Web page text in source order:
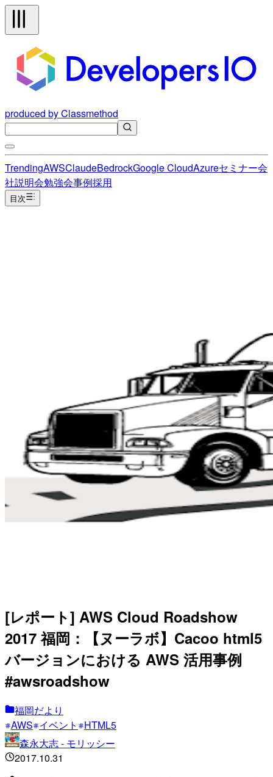
produced by Classmethod
TrendingAWSClaudeBedrockGoogle CloudAzureセミナー会
社説明会勉強会事例採用
目次
[レポート] AWS Cloud Roadshow
2017 福岡：【ヌーラボ】Cacoo html5
バージョンにおける AWS 活用事例
#awsroadshow
福岡だより
AWS イベント
HTML5
森永大志 - モリッシー
2017.10.31